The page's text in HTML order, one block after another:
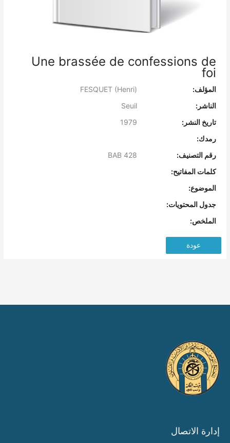
Une brassée de confessions de
foi
المؤلف:
الناشر:
Seuil
تاريخ النشر:
رمدك:
رقم التصنيف:
كلمات المفاتيح:
الموضوع:
جدول المحتويات:
الملخص:
عودة
إدارة الاتصال